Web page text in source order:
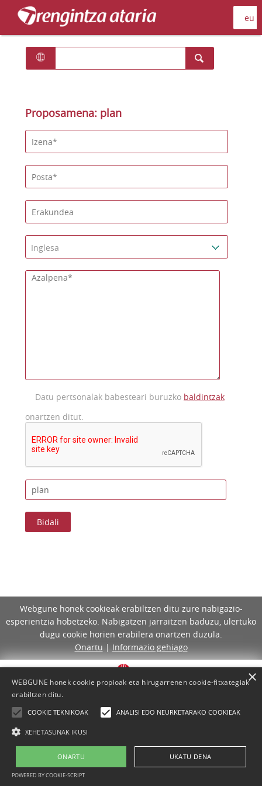
Proposamena: plan
Datu pertsonalak babesteari buruzko baldintzak
onartzen ditut.
Webgune honek cookieak erabiltzen ditu zure nabigazio-
esperientzia hobetzeko. Nabigatzen jarraitzen baduzu, ulertuko
dugu cookie horien erabilera onartzen duzula.
Onartu | Informazio gehiago
Lege-oharra Cookie-politika Laguntza
Kontaktua
WEBGUNE honek cookie propioak eta hirugarrenen cookie-fitxategiak
erabiltzen ditu.
COOKIE TEKNIKOAK ANALISI EDO NEURKETARAKO COOKIEAK
XEHETASUNAK IKUSI
ONARTU UKATU DENA
POWERED BY COOKIE-SCRIPT
×